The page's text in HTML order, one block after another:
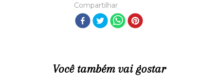
Compartilhar
Você também vai gostar